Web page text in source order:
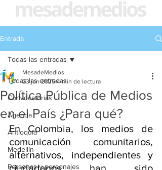
Entrada
Todas las entradas
Convocatorias
Agenda
Antioquia
Medellín
Personas y personajes
Todas las entradas
Política Pública de Medios
en el País ¿Para qué?
MesadeMedios
23 jun 2025 4 min de lectura
En Colombia, los medios de
comunicación comunitarios,
alternativos, independientes y